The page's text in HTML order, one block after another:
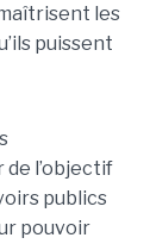
les
puissent
l’objectif
publics
pouvoir